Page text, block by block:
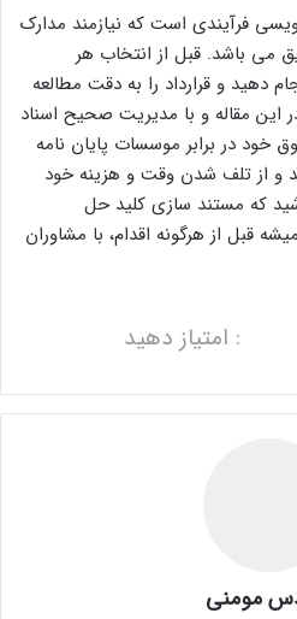
فرآیندی است که نیازمند مدارک
می باشد. قبل از انتخاب هر
دهید و قرارداد را به دقت مطالعه
این مقاله و با مدیریت صحیح اسناد
خود در برابر موسسات پایان نامه
و از تلف شدن وقت و هزینه خود
که مستند سازی کلید حل
قبل از هرگونه اقدام، با مشاوران
: امتیاز دهید
مومنی